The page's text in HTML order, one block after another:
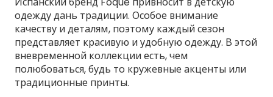
одежду дань традиции. Особое внимание
качеству и деталям, поэтому каждый сезон
представляет красивую и удобную одежду. В этой
вневременной коллекции есть, чем
полюбоваться, будь то кружевные акценты или
традиционные принты.